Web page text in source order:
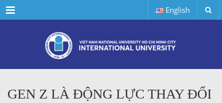
Menu English
GEN Z LÀ ĐỘNG LỰC THAY ĐỔI